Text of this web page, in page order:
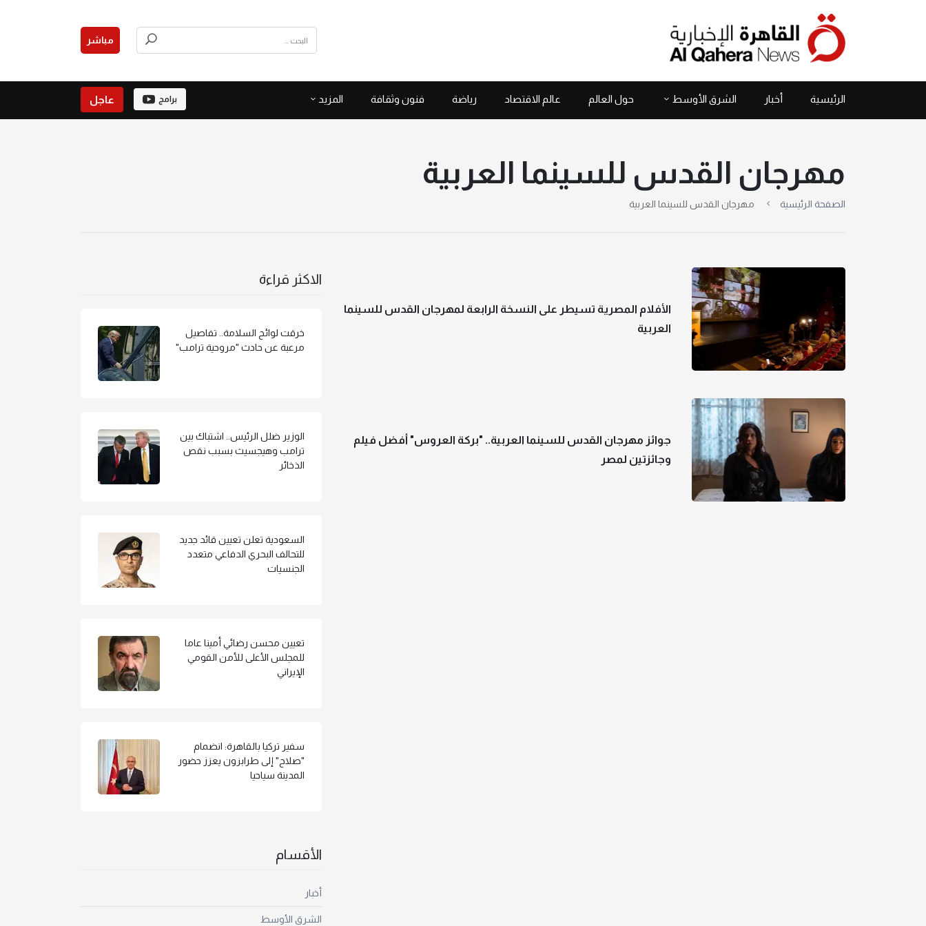
مباشر
الرئيسية أخبار الشرق الأوسط حول العالم عالم الاقتصاد رياضة فنون وثقافة المزيد برامج عاجل
مهرجان القدس للسينما العربية
الصفحة الرئيسية مهرجان القدس للسينما العربية
الأفلام المصرية تسيطر على النسخة الرابعة لمهرجان القدس للسينما
العربية
جوائز مهرجان القدس للسينما العربية.. "بركة العروس" أفضل فيلم
وجائزتين لمصر
الاكثر قراءة
خرقت لوائح السلامة.. تفاصيل
مرعبة عن حادث "مروحية ترامب"
الوزير ضلل الرئيس.. اشتباك بين
ترامب وهيجسيث بسبب نقص
الذخائر
السعودية تعلن تعيين قائد جديد
للتحالف البحري الدفاعي متعدد
الجنسيات
تعيين محسن رضائي أمينا عاما
للمجلس الأعلى للأمن القومي
الإيراني
سفير تركيا بالقاهرة: انضمام
"صلاح" إلى طرابزون يعزز حضور
المدينة سياحيا
الأقسام
أخبار
الشرق الأوسط